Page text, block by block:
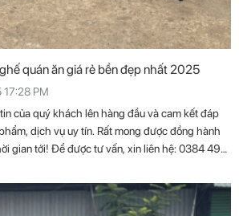
quán ăn giá rẻ bền đẹp nhất 2025
PM
của quý khách lên hàng đầu và cam kết đáp
dịch vụ uy tín. Rất mong được đồng hành
gian tới! Để được tư vấn, xin liên hệ: 0384 496